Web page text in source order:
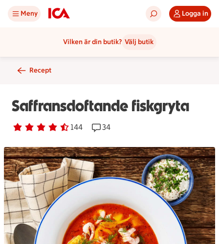
Meny Logga in
Vilken är din butik? Välj butik
Recept
Saffransdoftande fiskgryta
Betyg 4.3 av 5. 144
144 personer har röstatReceptet har 34 kommentarer
34